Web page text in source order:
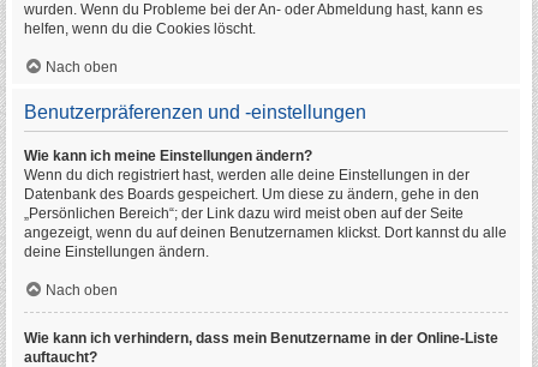
wurden. Wenn du Probleme bei der An- oder Abmeldung hast, kann es
helfen, wenn du die Cookies löscht.
Nach oben
Benutzerpräferenzen und -einstellungen
Wie kann ich meine Einstellungen ändern?
Wenn du dich registriert hast, werden alle deine Einstellungen in der
Datenbank des Boards gespeichert. Um diese zu ändern, gehe in den
„Persönlichen Bereich“; der Link dazu wird meist oben auf der Seite
angezeigt, wenn du auf deinen Benutzernamen klickst. Dort kannst du alle
deine Einstellungen ändern.
Nach oben
Wie kann ich verhindern, dass mein Benutzername in der Online-Liste
auftaucht?